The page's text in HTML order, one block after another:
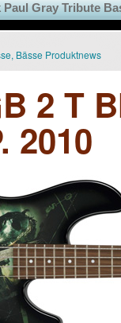
Gray Tribute
, Bässe Produktnews
2 T
2010